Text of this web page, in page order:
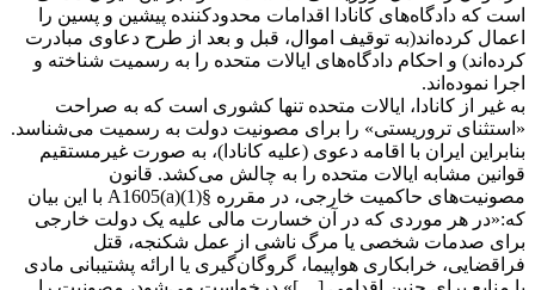
است که دادگاه‌های کانادا اقدامات محدودکننده پیشین و پسین را
اعمال کرده‌اند(به توقیف اموال، قبل و بعد از طرح دعاوی مبادرت
کرده‌اند) و احکام دادگاه‌های ایالات متحده را به رسمیت شناخته و
اجرا نموده‌اند.
به غیر از کانادا، ایالات متحده تنها کشوری است که به صراحت
«استثنای تروریستی» را برای مصونیت دولت به رسمیت می‌شناسد.
بنابراین ایران با اقامه دعوی (علیه کانادا)، به صورت غیرمستقیم
قوانین مشابه ایالات متحده را به چالش می‌کشد. قانون
مصونیت‌های حاکمیت خارجی، در مقرره §A1605(a)(1) با این بیان
که:«در هر موردی که در آن خسارت مالی علیه یک دولت خارجی
برای صدمات شخصی یا مرگ ناشی از عمل شکنجه، قتل
فراقضایی، خرابکاری هواپیما، گروگان‌گیری یا ارائه پشتیبانی مادی